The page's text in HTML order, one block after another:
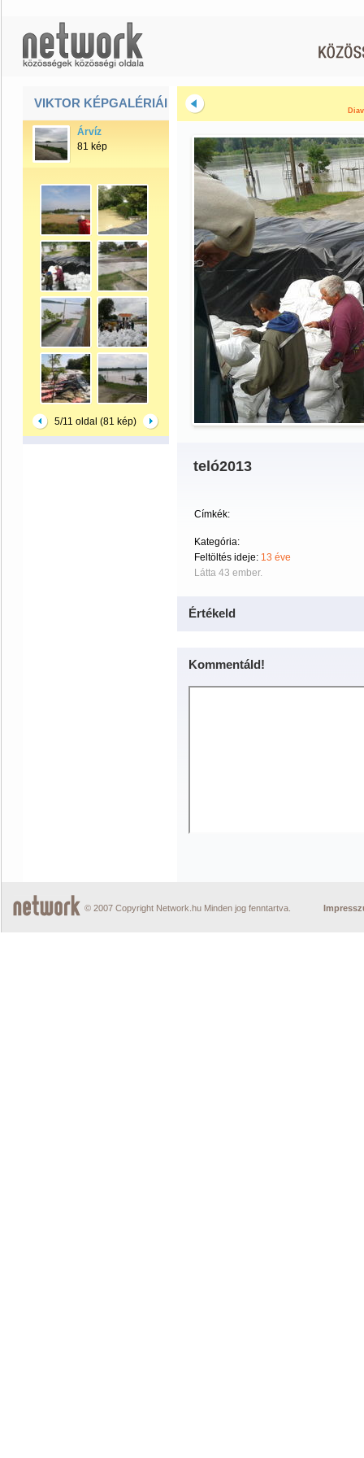
VIKTOR KÉPGALÉRIÁI
Árvíz
81 kép
5/11 oldal (81 kép)
teló2013
Címkék:
Kategória:
Feltöltés ideje: 13 éve
Látta 43 ember.
Értékeld
Kommentáld!
© 2007 Copyright Network.hu Minden jog fenntartva.